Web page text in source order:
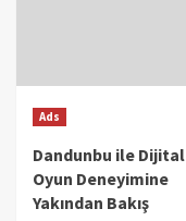
Ads
Dandunbu ile Dijital
Oyun Deneyimine
Yakından Bakış